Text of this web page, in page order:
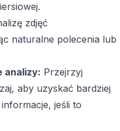
zdjęć
naturalne polecenia lub
analizy: Przejrzyj
aby uzyskać bardziej
jeśli to